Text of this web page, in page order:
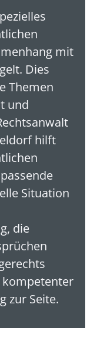
mit
Dies
Themen
und
hilft
Situation
die
zur Seite.